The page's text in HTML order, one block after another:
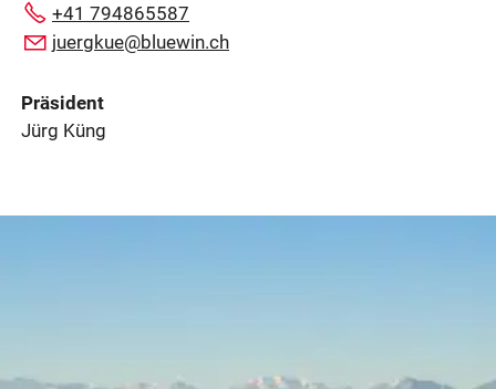
+41 794865587
juergkue@bluewin.ch
Präsident
Jürg Küng